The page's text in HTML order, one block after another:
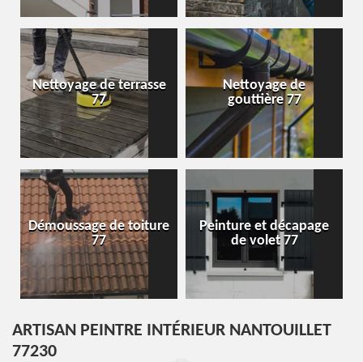
Nettoyage de terrasse
77
Nettoyage de
gouttière 77
Démoussage de toiture
77
Peinture et décapage
de volet 77
ARTISAN PEINTRE INTÉRIEUR NANTOUILLET
77230